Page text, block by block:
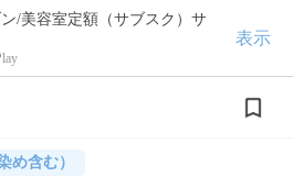
/美容室定額（サブスク）サ
表示
め含む）